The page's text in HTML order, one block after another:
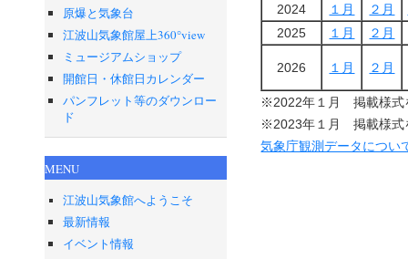
2024
１月 ２月
2025
１月 ２月
2026 １月 ２月
※2022年１月 掲載様式
※2023年１月 掲載様式
気象庁観測データについ
原爆と気象台
江波山気象館屋上360°view
ミュージアムショップ
開館日・休館日カレンダー
パンフレット等のダウンロー
ド
MENU
江波山気象館へようこそ
最新情報
イベント情報